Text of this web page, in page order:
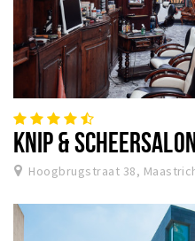
KNIP &
Hoogbrugstraat 38,